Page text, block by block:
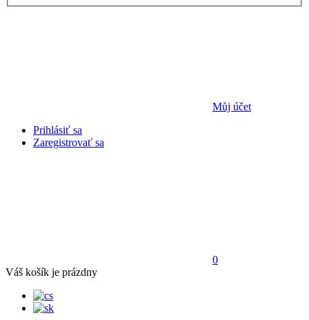
Můj účet
Prihlásiť sa
Zaregistrovať sa
0
Váš košík je prázdny